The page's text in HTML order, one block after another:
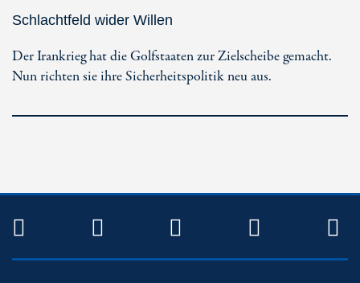
Schlachtfeld wider Willen
Der Irankrieg hat die Golfstaaten zur Zielscheibe gemacht.
Nun richten sie ihre Sicherheitspolitik neu aus.
TWITTERFACEBOOKINSTAGRAM